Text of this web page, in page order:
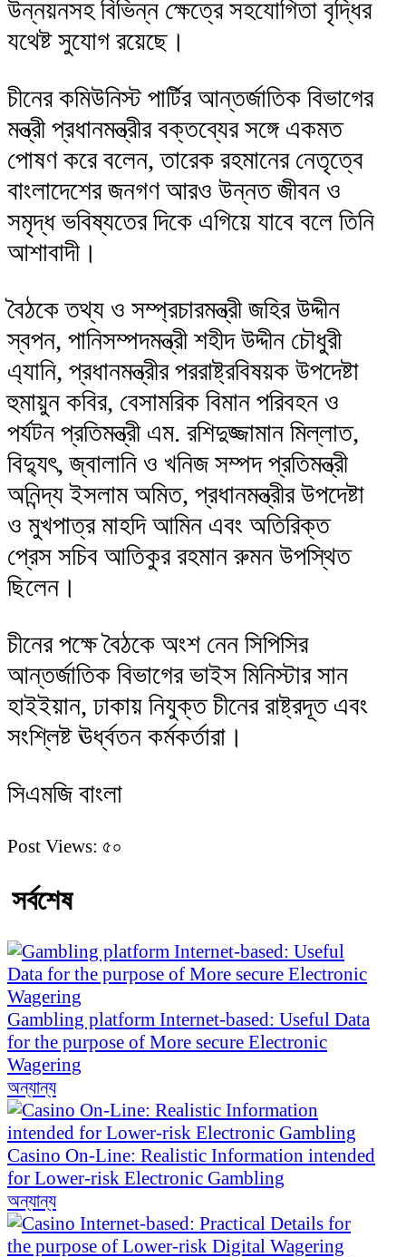
উন্নয়নসহ বিভিন্ন ক্ষেত্রে সহযোগিতা বৃদ্ধির
যথেষ্ট সুযোগ রয়েছে।
চীনের কমিউনিস্ট পার্টির আন্তর্জাতিক বিভাগের
মন্ত্রী প্রধানমন্ত্রীর বক্তব্যের সঙ্গে একমত
পোষণ করে বলেন, তারেক রহমানের নেতৃত্বে
বাংলাদেশের জনগণ আরও উন্নত জীবন ও
সমৃদ্ধ ভবিষ্যতের দিকে এগিয়ে যাবে বলে তিনি
আশাবাদী।
বৈঠকে তথ্য ও সম্প্রচারমন্ত্রী জহির উদ্দীন
স্বপন, পানিসম্পদমন্ত্রী শহীদ উদ্দীন চৌধুরী
এ্যানি, প্রধানমন্ত্রীর পররাষ্ট্রবিষয়ক উপদেষ্টা
হুমায়ুন কবির, বেসামরিক বিমান পরিবহন ও
পর্যটন প্রতিমন্ত্রী এম. রশিদুজ্জামান মিল্লাত,
বিদ্যুৎ, জ্বালানি ও খনিজ সম্পদ প্রতিমন্ত্রী
অনিন্দ্য ইসলাম অমিত, প্রধানমন্ত্রীর উপদেষ্টা
ও মুখপাত্র মাহদি আমিন এবং অতিরিক্ত
প্রেস সচিব আতিকুর রহমান রুমন উপস্থিত
ছিলেন।
চীনের পক্ষে বৈঠকে অংশ নেন সিপিসির
আন্তর্জাতিক বিভাগের ভাইস মিনিস্টার সান
হাইইয়ান, ঢাকায় নিযুক্ত চীনের রাষ্ট্রদূত এবং
সংশ্লিষ্ট ঊর্ধ্বতন কর্মকর্তারা।
সিএমজি বাংলা
Post Views: ৫০
সর্বশেষ
Gambling platform Internet-based: Useful Data
for the purpose of More secure Electronic
Wagering
অন্যান্য
Casino On-Line: Realistic Information intended
for Lower-risk Electronic Gambling
অন্যান্য